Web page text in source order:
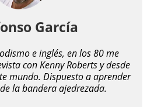
García
e inglés, en los 80 me
con Kenny Roberts y desde
mundo. Dispuesto a aprender
la bandera ajedrezada.